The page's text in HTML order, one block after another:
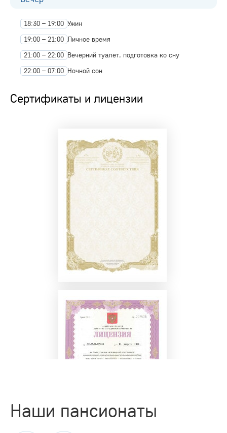
18:30 – 19:00 Ужин
19:00 – 21:00 Личное время
21:00 – 22:00 Вечерний туалет, подготовка ко сну
22:00 – 07:00 Ночной сон
Сертификаты и лицензии
Наши пансионаты